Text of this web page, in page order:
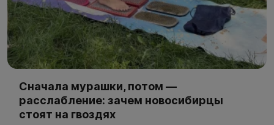
Сначала мурашки, потом —
расслабление: зачем новосибирцы
стоят на гвоздях